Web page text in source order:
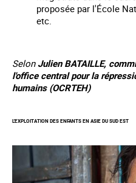
proposée par l'École
etc.
Selon Julien BATAILLE,
l'office central pour la
humains (OCRTEH)
L'EXPLOITATION DES ENFANTS EN ASIE DU SUD EST